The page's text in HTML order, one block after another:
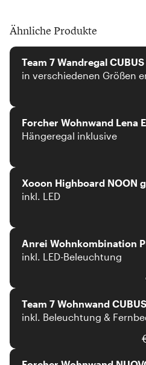
Ähnliche Produkte
Team 7 Wandregal
in verschiedenen Größen
Forcher Wohnwand Lena
Hängeregal inklusive
Xooon Highboard NOON
inkl. LED
Anrei Wohnkombination
inkl. LED-Beleuchtung
Team 7 Wohnwand
inkl. Beleuchtung &